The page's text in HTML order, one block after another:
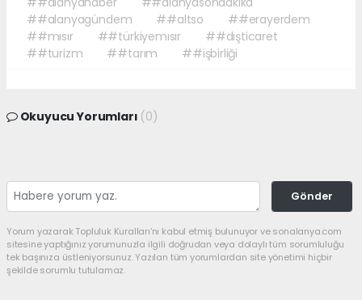
##alanyagündem
##altso
##erayerdem
##mısır
##türkiyemısır
##dışticaret
##turizm
##tarım ##işbirliği
Okuyucu Yorumları (0)
Gönder
Yorum yazarak Topluluk Kuralları’nı kabul etmiş bulunuyor ve sonalanya.com
sitesine yaptığınız yorumunuzla ilgili doğrudan veya dolaylı tüm sorumluluğu
tek başınıza üstleniyorsunuz. Yazılan tüm yorumlardan site yönetimi hiçbir
şekilde sorumlu tutulamaz.